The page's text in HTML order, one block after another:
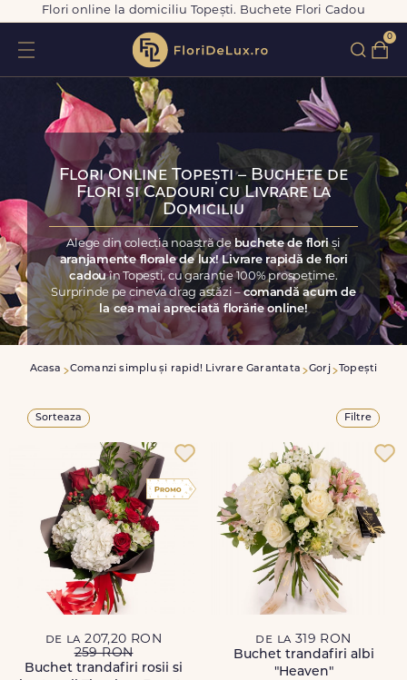
Flori online la domiciliu Topești. Buchete Flori Cadou
0
Flori Online Topești – Buchete de
Flori și Cadouri cu Livrare la
Domiciliu
Alege din colecția noastră de buchete de floriși
aranjamente florale de lux! Livrare rapidă de flori
cadouîn Topești, cu garanție 100% prospețime.
Surprinde pe cineva drag astăzi –comandă acum de
la cea mai apreciată florărie online!
Acasa Comanzi simplu și rapid! Livrare Garantata Gorj Topești
Sorteaza Filtre
de la 207,20 RON
259 RON
Buchet trandafiri rosii si
de la 319 RON
Buchet trandafiri albi
"Heaven"